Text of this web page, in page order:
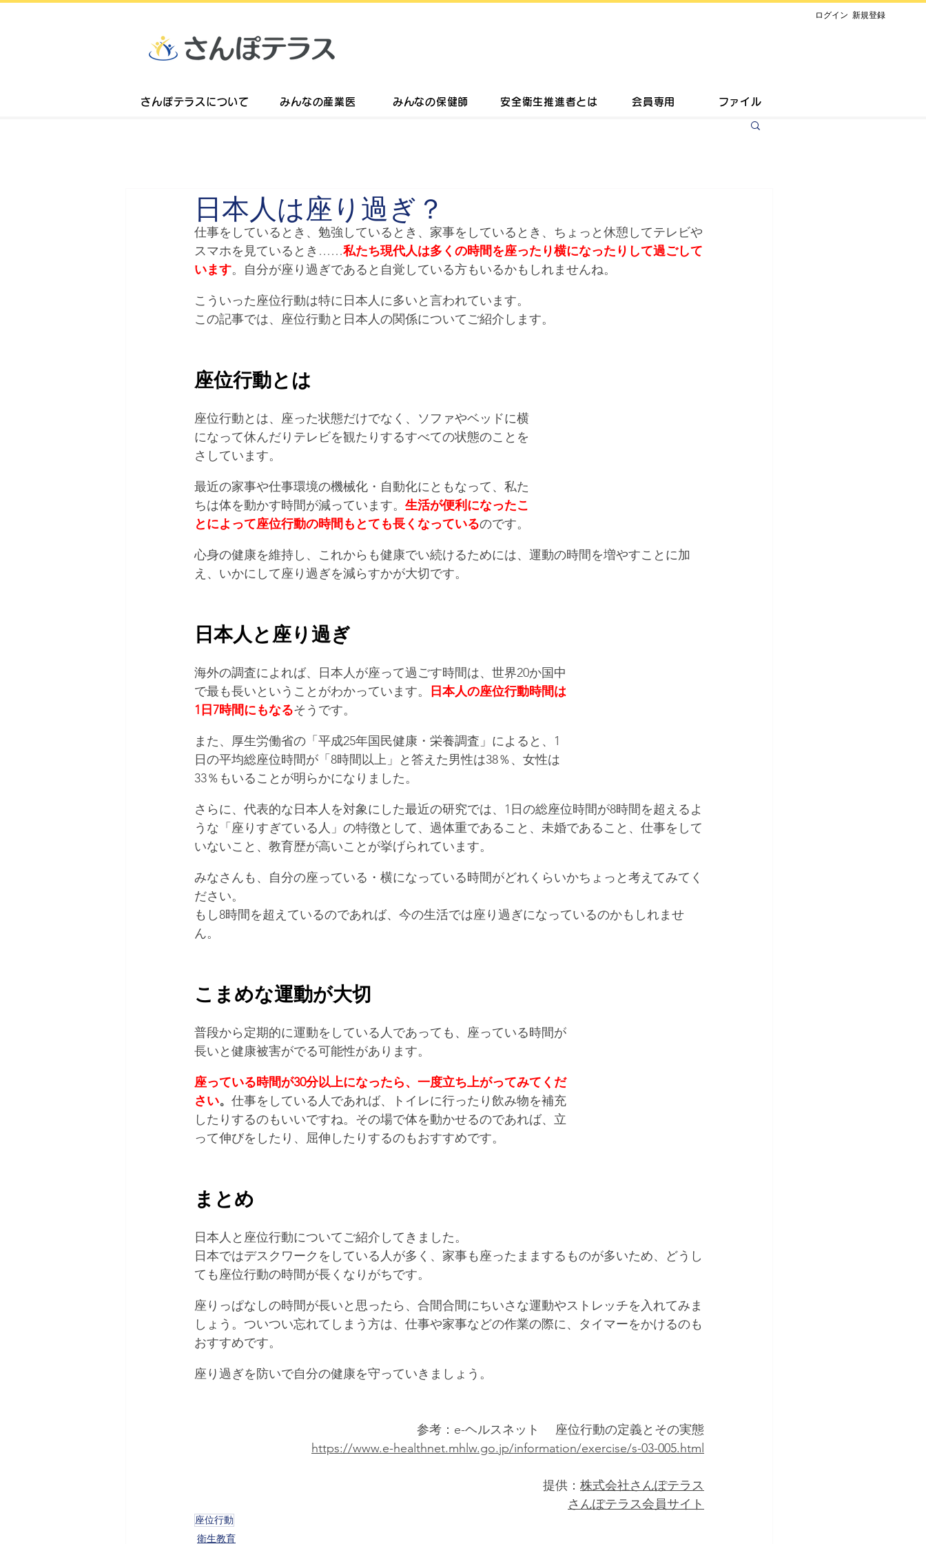
​ログイン 新規登録
さんぽテラスについて みんなの産業医 みんなの保健師 安全衛生推進者とは ファイル
会員専用
日本人は座り過ぎ？
仕事をしているとき、勉強しているとき、家事をしているとき、ちょっと休憩してテレビや
スマホを見ているとき……私たち現代人は多くの時間を座ったり横になったりして過ごして
います。自分が座り過ぎであると自覚している方もいるかもしれませんね。
こういった座位行動は特に日本人に多いと言われています。
この記事では、座位行動と日本人の関係についてご紹介します。
座位行動とは
座位行動とは、座った状態だけでなく、ソファやベッドに横
になって休んだりテレビを観たりするすべての状態のことを
さしています。
最近の家事や仕事環境の機械化・自動化にともなって、私た
ちは体を動かす時間が減っています。 生活が便利になったこ
とによって座位行動の時間もとても長くなっているのです。
心身の健康を維持し、これからも健康でい続けるためには、運動の時間を増やすことに加
え、いかにして座り過ぎを減らすかが大切です。
日本人と座り過ぎ
海外の調査によれば、日本人が座って過ごす時間は、世界20か国中
で最も長いということがわかっています。
日本人の座位行動時間は
1日7時間にもなるそうです。
また、厚生労働省の「平成25年国民健康・栄養調査」によると、1
日の平均総座位時間が「8時間以上」と答えた男性は38％、女性は
33％もいることが明らかになりました。
さらに、代表的な日本人を対象にした最近の研究では、1日の総座位時間が8時間を超えるよ
うな「座りすぎている人」の特徴として、過体重であること、未婚であること、仕事をして
いないこと、教育歴が高いことが挙げられています。
みなさんも、自分の座っている・横になっている時間がどれくらいかちょっと考えてみてく
ださい。
もし8時間を超えているのであれば、今の生活では座り過ぎになっているのかもしれませ
ん。
こまめな運動が大切
普段から定期的に運動をしている人であっても、座っている時間が
長いと健康被害がでる可能性があります。
座っている時間が30分以上になったら、一度立ち上がってみてくだ
さい。 仕事をしている人であれば、トイレに行ったり飲み物を補充
したりするのもいいですね。その場で体を動かせるのであれば、立
って伸びをしたり、屈伸したりするのもおすすめです。
まとめ
日本人と座位行動についてご紹介してきました。
日本ではデスクワークをしている人が多く、家事も座ったままするものが多いため、どうし
ても座位行動の時間が長くなりがちです。
座りっぱなしの時間が長いと思ったら、合間合間にちいさな運動やストレッチを入れてみま
しょう。ついつい忘れてしまう方は、仕事や家事などの作業の際に、タイマーをかけるのも
おすすめです。
座り過ぎを防いで自分の健康を守っていきましょう。
参考：e-ヘルスネット　 座位行動の定義とその実態
https://www.e-healthnet.mhlw.go.jp/information/exercise/s-03-005.html
提供： 株式会社さんぽテラス
さんぽテラス会員サイト
座位行動
衛生教育